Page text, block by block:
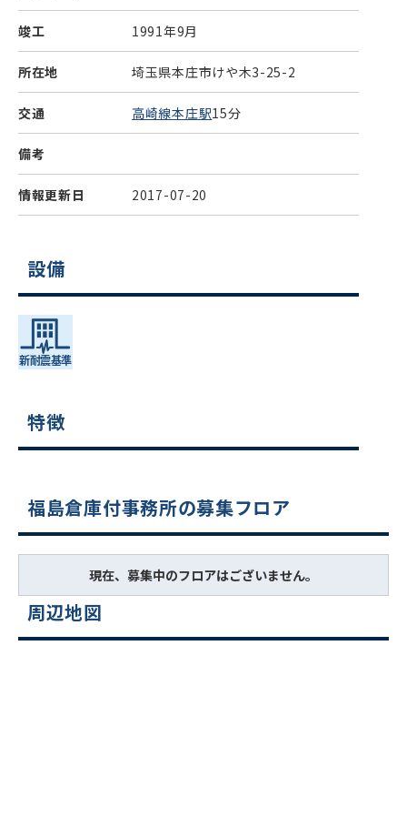
竣工 1991年9月
所在地 埼玉県本庄市けや木3-25-2
交通 高崎線本庄駅15分
備考
情報更新日 2017-07-20
設備
特徴
福島倉庫付事務所の募集フロア
現在、募集中のフロアはございません。
周辺地図